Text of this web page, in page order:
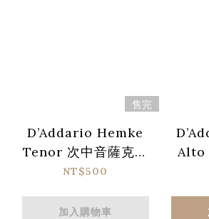
售完
D’Addario Hemke
Tenor 次中音薩克斯
風 2.5號竹片 (5片裝)
NT$500
加入購物車
Alto
2.5